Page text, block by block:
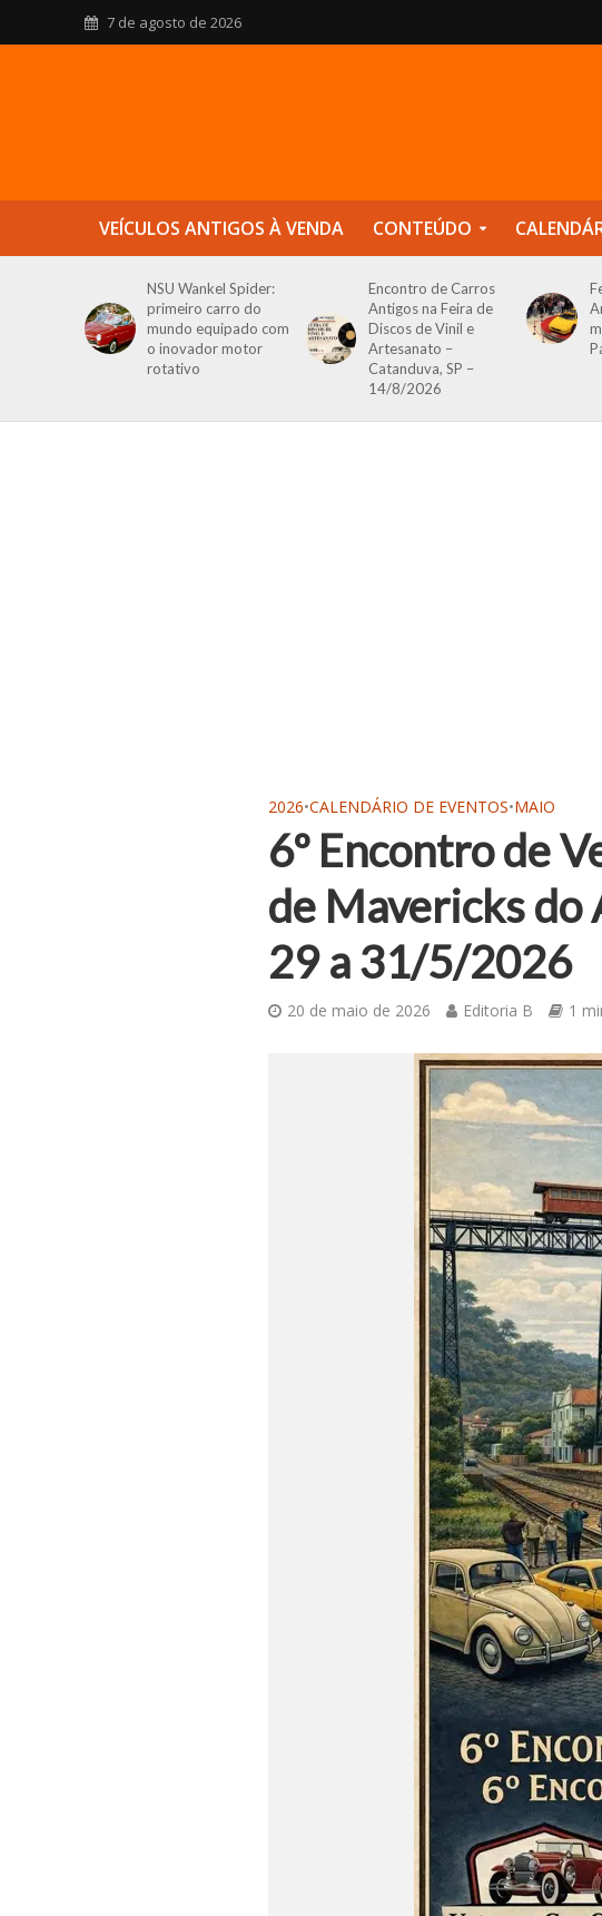
7 de agosto de 2026
VEÍCULOS ANTIGOS À VENDA CONTEÚDO
NSU Wankel Spider:
primeiro carro do
mundo equipado com
o inovador motor
rotativo
Encontro de Carros
Antigos na Feira de
Discos de Vinil e
Artesanato –
Catanduva, SP –
14/8/2026
2026•CALENDÁRIO DE EVENTOS•MAIO
6º Encontro de
de Mavericks do
29 a 31/5/2026
20 de maio de 2026 Editoria B 1